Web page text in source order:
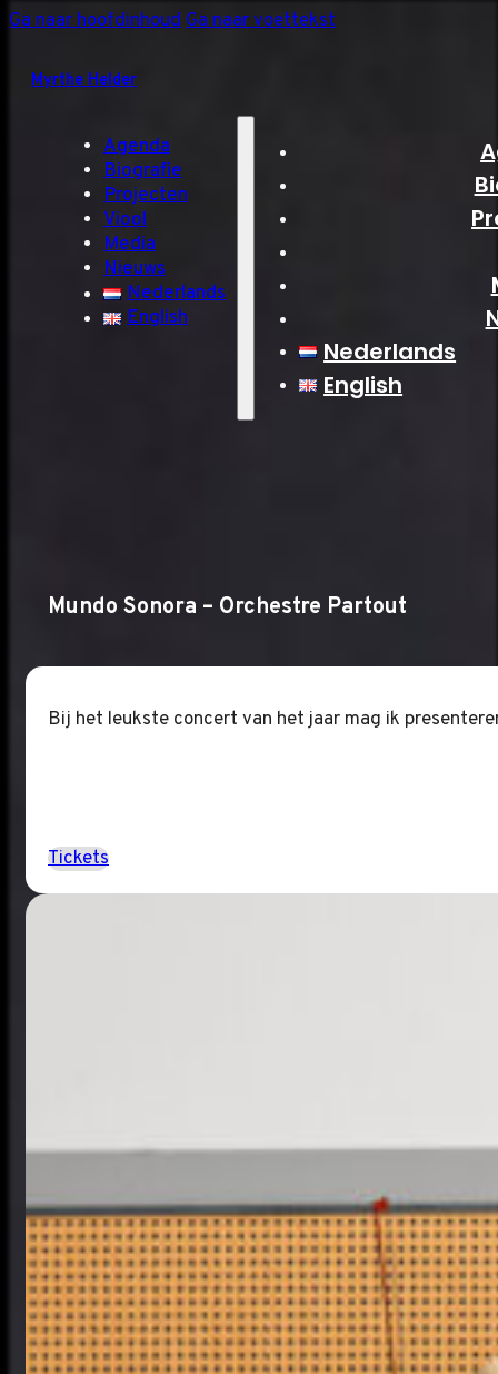
Ga naar hoofdinhoudGa naar voettekst
Myrthe Helder
Agenda
Biografie
Projecten
Viool
Media
Nieuws
Nederlands
English
Nederlands
English
Mundo Sonora – Orchestre Partout
Bij het leukste concert van het jaar mag ik
Tickets